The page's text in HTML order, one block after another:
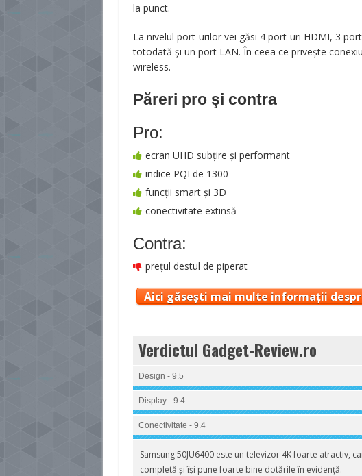
la punct.
La nivelul port-urilor vei găsi 4 port-uri HDMI, 3
totodată și un port LAN. În ceea ce priveşte
wireless.
Păreri pro şi contra
Pro:
ecran UHD subțire și performant
indice PQI de 1300
funcții smart și 3D
conectivitate extinsă
Contra:
prețul destul de piperat
Aici găsești mai multe informații
Verdictul Gadget-Review.ro
Design - 9.5
Display - 9.4
Conectivitate - 9.4
Samsung 50JU6400 este un televizor 4K foarte atractiv,
completă și își pune foarte bine dotările în evidență.